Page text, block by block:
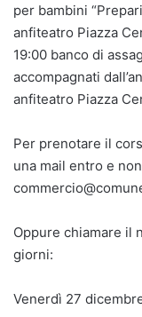
per bambini
anfiteatro Piazza
19:00 banco di
accompagnati
anfiteatro Piazza
Per prenotare il
una mail entro e
Oppure chiamare il
giorni:
Venerdì 27